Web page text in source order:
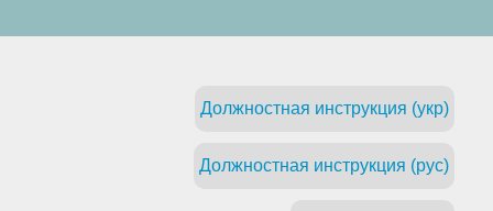
Должностная инструкция (укр)
Должностная инструкция (рус)